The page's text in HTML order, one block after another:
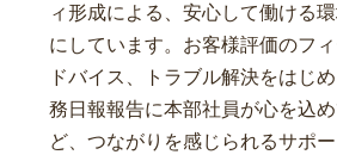
ィ形成による、安心して働ける
にしています。お客様評価のフ
ドバイス、トラブル解決をはじ
務日報報告に本部社員が心を込
ど、つながりを感じられるサポ